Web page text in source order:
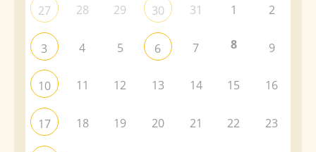
27 28 29 30 31 1 2
3 4 5 6 7 8 9
10 11 12 13 14 15 16
17 18 19 20 21 22 23